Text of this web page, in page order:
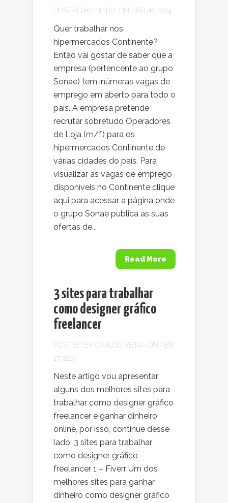
POSTED BY MARIA ON ABR 26, 2024
Quer trabalhar nos
hipermercados Continente?
Então vai gostar de saber que a
empresa (pertencente ao grupo
Sonae) tem inúmeras vagas de
emprego em aberto para todo o
país. A empresa pretende
recrutar sobretudo Operadores
de Loja (m/f) para os
hipermercados Continente de
várias cidades do país. Para
visualizar as vagas de emprego
disponíveis no Continente clique
aqui para acessar a página onde
o grupo Sonae publica as suas
ofertas de...
Read More
3 sites para trabalhar
como designer gráfico
freelancer
POSTED BY CARLOS VIEIRA ON ABR
17, 2024
Neste artigo vou apresentar
alguns dos melhores sites para
trabalhar como designer gráfico
freelancer e ganhar dinheiro
online, por isso, continue desse
lado. 3 sites para trabalhar
como designer gráfico
freelancer 1 – Fiverr Um dos
melhores sites para ganhar
dinheiro como designer gráfico